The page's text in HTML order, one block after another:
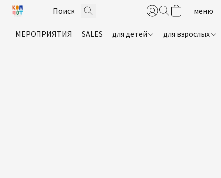
МЕРОПРИЯТИЯ SALES для детей для взрослых